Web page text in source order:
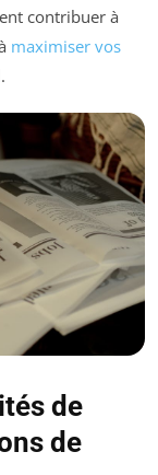
contribuer à
maximiser vos
de
de